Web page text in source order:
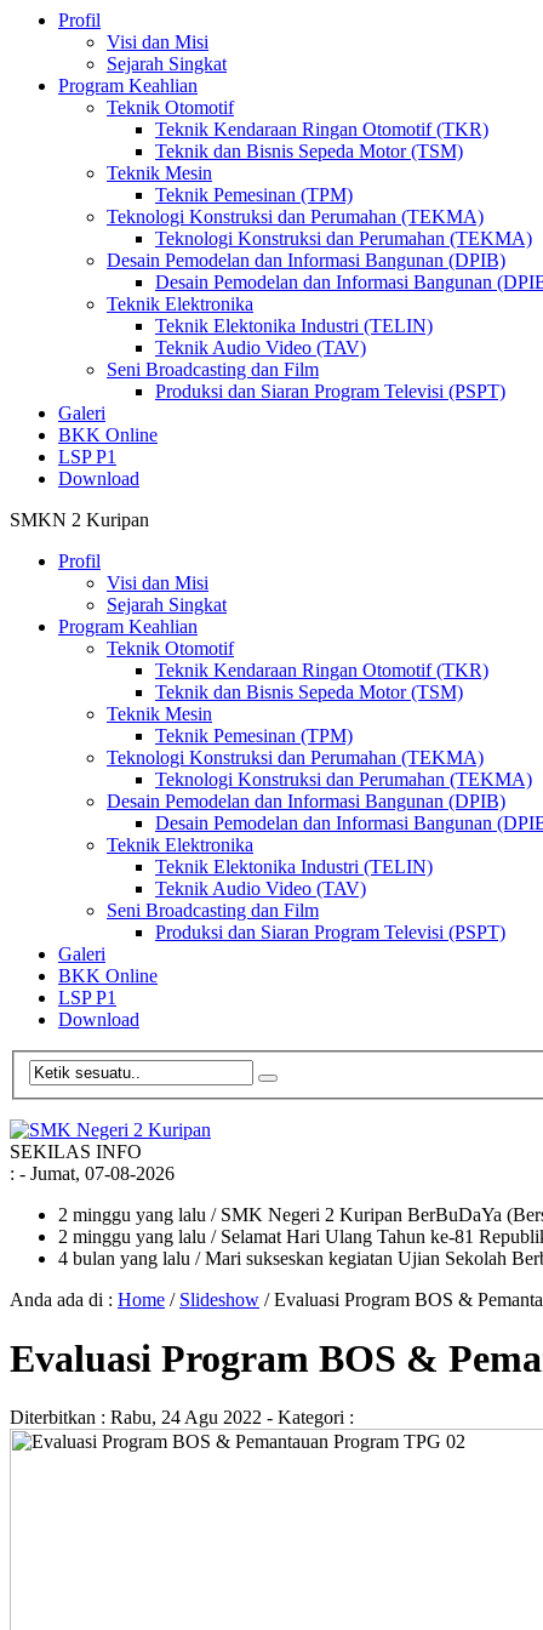
Profil
Visi dan Misi
Sejarah Singkat
Program Keahlian
Teknik Otomotif
Teknik Kendaraan Ringan Otomotif (TKR)
Teknik dan Bisnis Sepeda Motor (TSM)
Teknik Mesin
Teknik Pemesinan (TPM)
Teknologi Konstruksi dan Perumahan (TEKMA)
Teknologi Konstruksi dan Perumahan (TEKMA)
Desain Pemodelan dan Informasi Bangunan (DPIB)
Desain Pemodelan dan Informasi Bangunan
Teknik Elektronika
Teknik Elektonika Industri (TELIN)
Teknik Audio Video (TAV)
Seni Broadcasting dan Film
Produksi dan Siaran Program Televisi (PSPT)
Galeri
BKK Online
LSP P1
Download
SMKN 2 Kuripan
Profil
Visi dan Misi
Sejarah Singkat
Program Keahlian
Teknik Otomotif
Teknik Kendaraan Ringan Otomotif (TKR)
Teknik dan Bisnis Sepeda Motor (TSM)
Teknik Mesin
Teknik Pemesinan (TPM)
Teknologi Konstruksi dan Perumahan (TEKMA)
Teknologi Konstruksi dan Perumahan (TEKMA)
Desain Pemodelan dan Informasi Bangunan (DPIB)
Desain Pemodelan dan Informasi Bangunan
Teknik Elektronika
Teknik Elektonika Industri (TELIN)
Teknik Audio Video (TAV)
Seni Broadcasting dan Film
Produksi dan Siaran Program Televisi (PSPT)
Galeri
BKK Online
LSP P1
Download
SEKILAS INFO
: - Jumat, 07-08-2026
2 minggu yang lalu / SMK Negeri 2 Kuripan BerBuDaYa
2 minggu yang lalu / Selamat Hari Ulang Tahun ke-81
4 bulan yang lalu / Mari sukseskan kegiatan Ujian Sekolah
Anda ada di : Home / Slideshow /Evaluasi Program BOS &
Evaluasi Program BOS &
Diterbitkan : Rabu, 24 Agu 2022 - Kategori :